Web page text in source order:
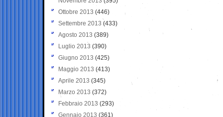
Ottobre 2013 (446)
Settembre 2013 (433)
Agosto 2013 (389)
Luglio 2013 (390)
Giugno 2013 (425)
Maggio 2013 (413)
Aprile 2013 (345)
Marzo 2013 (372)
Febbraio 2013 (293)
Gennaio 2013 (361)